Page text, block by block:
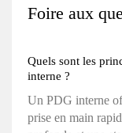
Foire aux
Quels sont les
interne ?
Un PDG interne
prise en main